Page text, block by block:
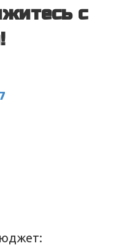
с